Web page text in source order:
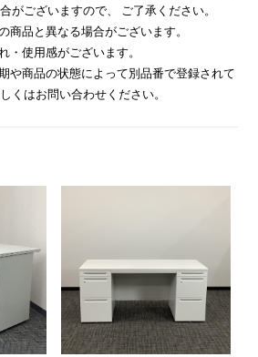
がございますので、 ご了承ください。
商品と異なる場合がございます。
・使用感がございます。
や商品の状態によって別品番で登録されて
くはお問い合わせください。